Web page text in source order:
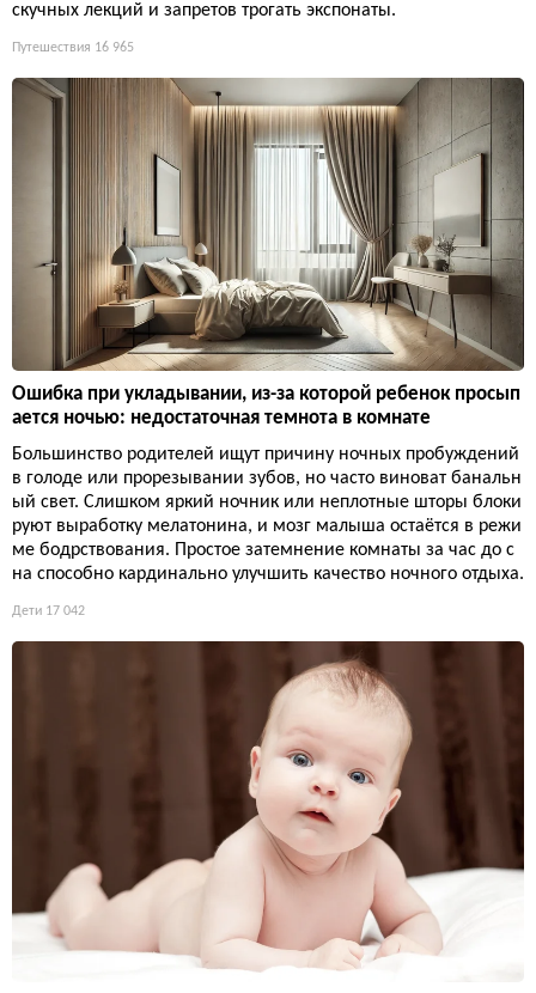
скучных лекций и запретов трогать экспонаты.
Путешествия 16 965
Ошибка при укладывании, из-за которой ребенок просып
ается ночью: недостаточная темнота в комнате
Большинство родителей ищут причину ночных пробуждений
в голоде или прорезывании зубов, но часто виноват банальн
ый свет. Слишком яркий ночник или неплотные шторы блоки
руют выработку мелатонина, и мозг малыша остаётся в режи
ме бодрствования. Простое затемнение комнаты за час до с
на способно кардинально улучшить качество ночного отдыха.
Дети 17 042